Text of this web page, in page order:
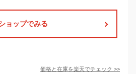
ョップでみる
価格と在庫を楽天でチェック >>